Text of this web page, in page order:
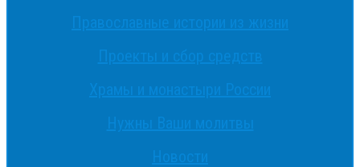
Православные истории из жизни
Проекты и сбор средств
Храмы и монастыри России
Нужны Ваши молитвы
Новости